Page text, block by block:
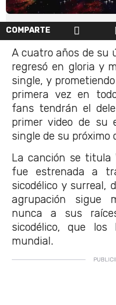
COMPARTE
A cuatro años de su
regresó en gloria y
single, y
primera vez en
fans tendrán el
primer video de su
single de su próximo
La canción se titula
fue estrenada a
sicodélico y surreal,
agrupación sigue
nunca a sus
sicodélico, que
mundial.